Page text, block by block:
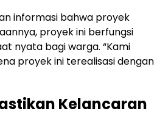
informasi bahwa proyek
proyek ini berfungsi
nyata bagi warga. “Kami
proyek ini terealisasi dengan
Kelancaran